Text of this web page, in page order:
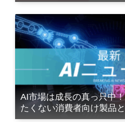
AI市場は成長の真っ只中
たくない消費者向け製品